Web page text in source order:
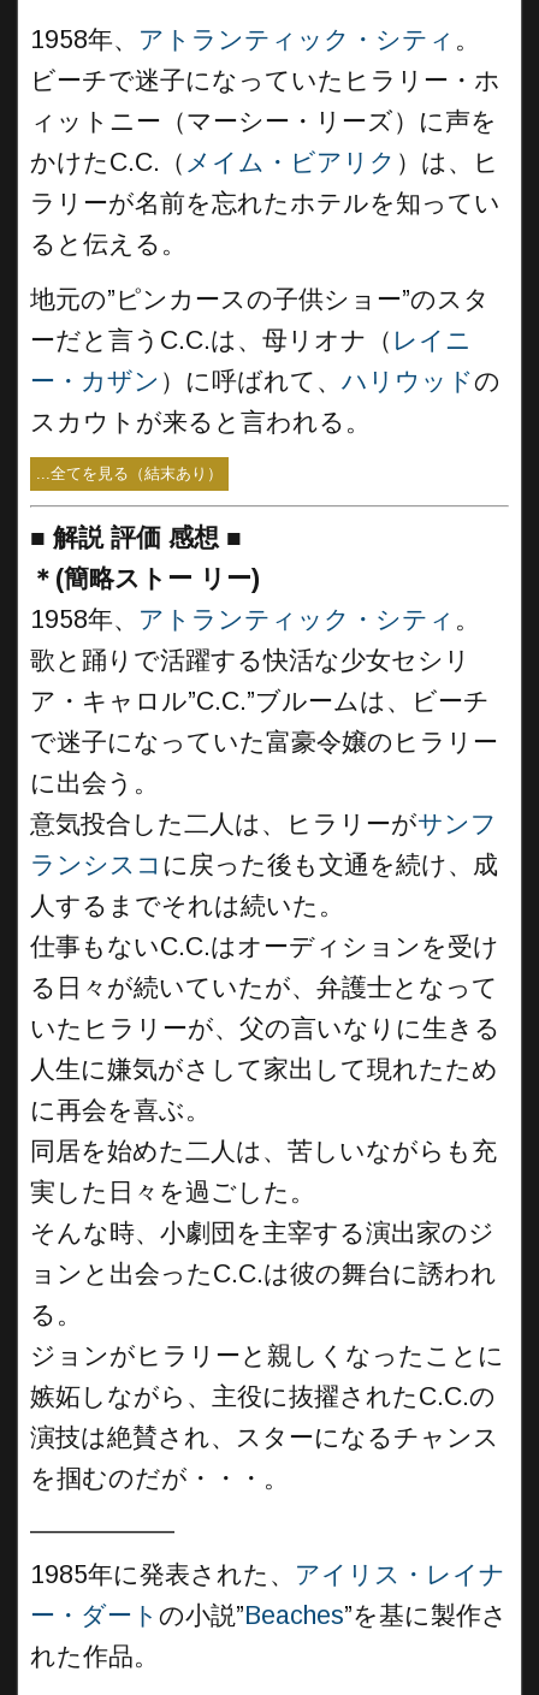
1958年、 アトランティック・シティ 。
ビーチで迷子になっていたヒラリー・ホ
ィットニー（マーシー・リーズ）に声を
かけたC.C.（ メイム・ビアリク ）は、ヒ
ラリーが名前を忘れたホテルを知ってい
ると伝える。
地元の”ピンカースの子供ショー”のスタ
ーだと言うC.C.は、母リオナ（ レイニ
ー・カザン ）に呼ばれて、 ハリウッドの
スカウトが来ると言われる。
...全てを見る（結末あり）
■ 解説 評価 感想 ■
＊(簡略ストー リー)
1958年、 アトランティック・シティ 。
歌と踊りで活躍する快活な少女セシリ
ア・キャロル”C.C.”ブルームは、ビーチ
で迷子になっていた富豪令嬢のヒラリー
に出会う。
意気投合した二人は、ヒラリーがサンフ
ランシスコ に戻った後も文通を続け、成
人するまでそれは続いた。
仕事もないC.C.はオーディションを受け
る日々が続いていたが、弁護士となって
いたヒラリーが、父の言いなりに生きる
人生に嫌気がさして家出して現れたため
に再会を喜ぶ。
同居を始めた二人は、苦しいながらも充
実した日々を過ごした。
そんな時、小劇団を主宰する演出家のジ
ョンと出会ったC.C.は彼の舞台に誘われ
る。
ジョンがヒラリーと親しくなったことに
嫉妬しながら、主役に抜擢されたC.C.の
演技は絶賛され、スターになるチャンス
を掴むのだが・・・。
1985年に発表された、 アイリス・レイナ
ー・ダート の小説”Beaches”を基に製作さ
れた作品。